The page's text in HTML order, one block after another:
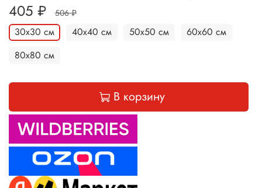
405 ₽ 506 ₽
30х30 см 40х40 см 50х50 см
60х60 см
80х80 см
В корзину